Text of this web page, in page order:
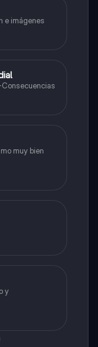
e imágenes
-Bandos -Detonante -Consecuencias
muy bien
y